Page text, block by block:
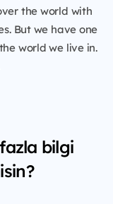
the world with
But we have one
world we live in.
bilgi